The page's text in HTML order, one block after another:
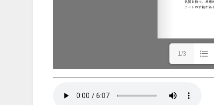
1/3